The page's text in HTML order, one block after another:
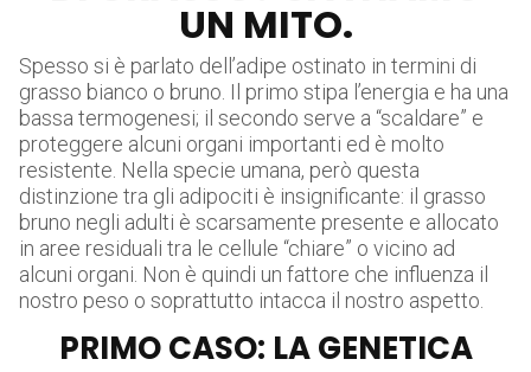
UN MITO.
Spesso si è parlato dell’adipe ostinato in termini di
grasso bianco o bruno. Il primo stipa l’energia e ha una
bassa termogenesi; il secondo serve a “scaldare” e
proteggere alcuni organi importanti ed è molto
resistente. Nella specie umana, però questa
distinzione tra gli adipociti è insignificante: il grasso
bruno negli adulti è scarsamente presente e allocato
in aree residuali tra le cellule “chiare” o vicino ad
alcuni organi. Non è quindi un fattore che influenza il
nostro peso o soprattutto intacca il nostro aspetto.
PRIMO CASO: LA GENETICA